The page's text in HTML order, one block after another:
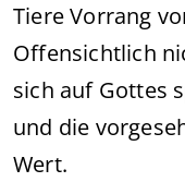
Tiere Vorrang
Offensichtlich
sich auf Gottes
und die
Wert.